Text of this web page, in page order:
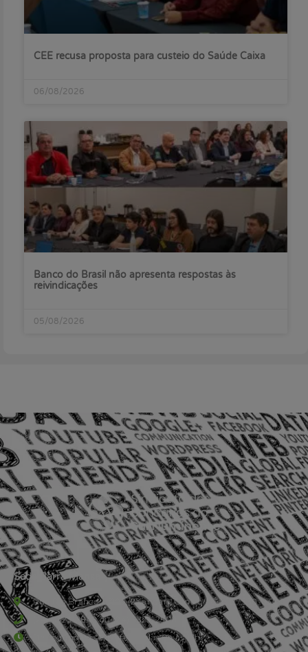
CEE recusa proposta para custeio do Saúde Caixa
06/08/2026
Banco do Brasil não apresenta respostas às
reivindicações
05/08/2026
Sede Barra Mansa
Rua Rio Branco, nº107 (2º andar), Centro - Cep: 27.330-030
(24) 3323-2848 ou (24) 3323-2500
De segunda à sexta-feira , das 9h às 17h.